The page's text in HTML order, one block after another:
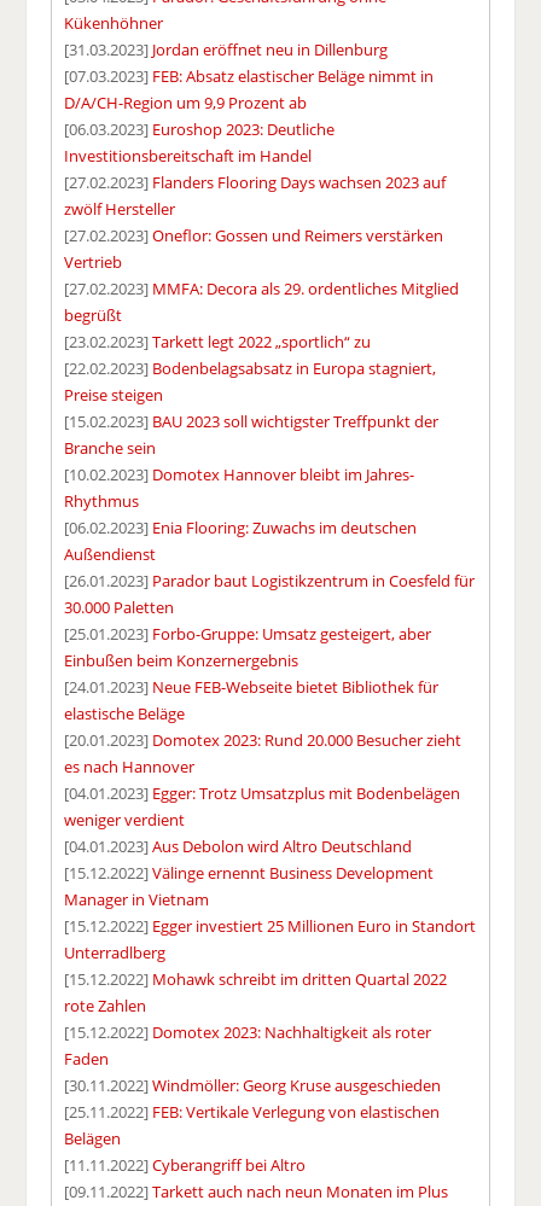
Kükenhöhner
[31.03.2023] Jordan eröffnet neu in Dillenburg
[07.03.2023] FEB: Absatz elastischer Beläge nimmt in
D/A/CH-Region um 9,9 Prozent ab
[06.03.2023] Euroshop 2023: Deutliche
Investitionsbereitschaft im Handel
[27.02.2023] Flanders Flooring Days wachsen 2023 auf
zwölf Hersteller
[27.02.2023]Oneflor: Gossen und Reimers verstärken
Vertrieb
[27.02.2023] MMFA: Decora als 29. ordentliches Mitglied
begrüßt
[23.02.2023]Tarkett legt 2022 „sportlich“ zu
[22.02.2023] Bodenbelagsabsatz in Europa stagniert,
Preise steigen
[15.02.2023] BAU 2023 soll wichtigster Treffpunkt der
Branche sein
[10.02.2023] Domotex Hannover bleibt im Jahres-
Rhythmus
[06.02.2023] Enia Flooring: Zuwachs im deutschen
Außendienst
[26.01.2023] Parador baut Logistikzentrum in Coesfeld für
30.000 Paletten
[25.01.2023] Forbo-Gruppe: Umsatz gesteigert, aber
Einbußen beim Konzernergebnis
[24.01.2023] Neue FEB-Webseite bietet Bibliothek für
elastische Beläge
[20.01.2023] Domotex 2023: Rund 20.000 Besucher zieht
es nach Hannover
[04.01.2023] Egger: Trotz Umsatzplus mit Bodenbelägen
weniger verdient
[04.01.2023]Aus Debolon wird Altro Deutschland
[15.12.2022]Välinge ernennt Business Development
Manager in Vietnam
[15.12.2022] Egger investiert 25 Millionen Euro in Standort
Unterradlberg
[15.12.2022] Mohawk schreibt im dritten Quartal 2022
rote Zahlen
[15.12.2022] Domotex 2023: Nachhaltigkeit als roter
Faden
[30.11.2022]Windmöller: Georg Kruse ausgeschieden
[25.11.2022] FEB: Vertikale Verlegung von elastischen
Belägen
[11.11.2022]Cyberangriff bei Altro
[09.11.2022]Tarkett auch nach neun Monaten im Plus